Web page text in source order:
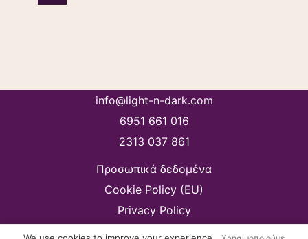
info@light-n-dark.com
6951 661 016
2313 037 861
Προσωπικά δεδομένα
Cookie Policy (EU)
Privacy Policy